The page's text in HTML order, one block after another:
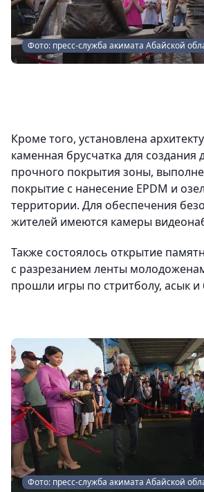
Фото: пресс-служба акимата Абайской
Кроме того, установлена
каменная брусчатка для создания
прочного покрытия зоны,
покрытие с нанесение EPDM и
территории. Для обеспечения
жителей имеются камеры
Также состоялось открытие
с разрезанием ленты
прошли игры по стритболу, асык и
Фото: пресс-служба акимата Абайской